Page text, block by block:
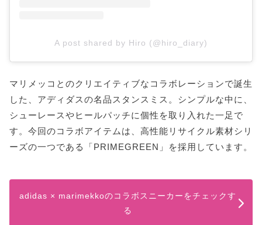
A post shared by Hiro (@hiro_diary)
マリメッコとのクリエイティブなコラボレーションで誕生
した、アディダスの名品スタンスミス。シンプルな中に、
シューレースやヒールパッチに個性を取り入れた一足で
す。今回のコラボアイテムは、高性能リサイクル素材シリ
ーズの一つである「PRIMEGREEN」を採用しています。
adidas × marimekkoのコラボスニーカーをチェックす
る